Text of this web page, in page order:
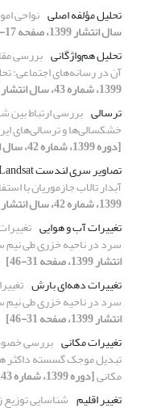
تحلیل مؤلفه اصلی نواحی
سال انتشار 1399، صفحه 17-30]
تحلیل هم‌واژگانی بررسی
آن در رسانه‌های اجتماعی:
1399، شماره 43، سال انتشار 1399، صفحه 55-72]
ترسالی
خشکسالی‌ها و ترسالی‌های
[دوره 1399، شماره 42، سال انتشار 1399، صفحه 169-176]
تصاویر سری لندست Landsat
آبدار تالاب جازموریان با
1399، شماره 42، سال انتشار 1399، صفحه 95-108]
تغییرات آب و هوایی
سرد در ناحیه خزری طی نیم
انتشار 1399، صفحه 31-46]
تغییرات دهه‌ای بارش
سرد در ناحیه خزری طی نیم
انتشار 1399، صفحه 31-46]
تغییرات مکانی بررسی
مکانی[دوره 1399، شماره 43، سال انتشار 1399، صفحه 143-158]
تغییر اقلیم شناسایی توزیع